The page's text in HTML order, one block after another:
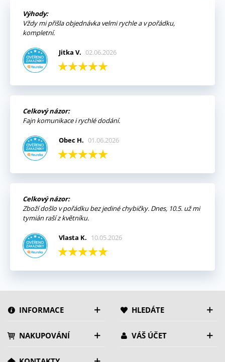
Výhody:
Vždy mi přišla objednávka velmi rychle a v pořádku,
kompletní.
Jitka V. 02.06.2026
Celkový názor:
Fajn komunikace i rychlé dodání.
Obec H. 01.06.2026
Celkový názor:
Zboží došlo v pořádku bez jediné chybičky. Dnes, 10.5. už mi
tymián raší z květníku.
Vlasta K. 10.05.2026
INFORMACE HLEDÁTE
NAKUPOVÁNÍ VÁŠ ÚČET